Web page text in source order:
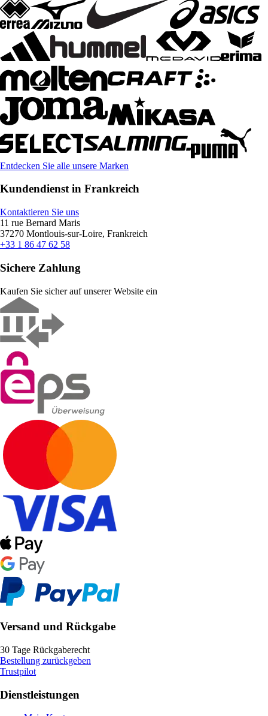
Entdecken Sie alle unsere Marken
Kundendienst in Frankreich
Kontaktieren Sie uns
11 rue Bernard Maris
37270 Montlouis-sur-Loire, Frankreich
+33 1 86 47 62 58
Sichere Zahlung
Kaufen Sie sicher auf unserer Website ein
Versand und Rückgabe
30 Tage Rückgaberecht
Bestellung zurückgeben
Trustpilot
Dienstleistungen